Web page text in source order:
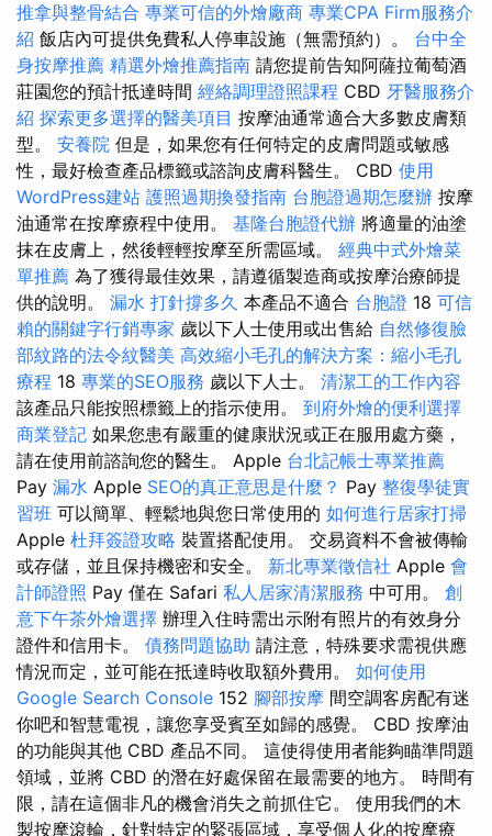
推拿與整骨結合 專業可信的外燴廠商 專業CPA Firm服務介
紹 飯店內可提供免費私人停車設施（無需預約）。 台中全
身按摩推薦 精選外燴推薦指南 請您提前告知阿薩拉葡萄酒
莊園您的預計抵達時間 經絡調理證照課程 CBD 牙醫服務介
紹 探索更多選擇的醫美項目 按摩油通常適合大多數皮膚類
型。 安養院 但是，如果您有任何特定的皮膚問題或敏感
性，最好檢查產品標籤或諮詢皮膚科醫生。 CBD 使用
WordPress建站 護照過期換發指南 台胞證過期怎麼辦 按摩
油通常在按摩療程中使用。 基隆台胞證代辦 將適量的油塗
抹在皮膚上，然後輕輕按摩至所需區域。 經典中式外燴菜
單推薦 為了獲得最佳效果，請遵循製造商或按摩治療師提
供的說明。 漏水 打針撐多久 本產品不適合 台胞證 18 可信
賴的關鍵字行銷專家 歲以下人士使用或出售給 自然修復臉
部紋路的法令紋醫美 高效縮小毛孔的解決方案：縮小毛孔
療程 18 專業的SEO服務 歲以下人士。 清潔工的工作內容
該產品只能按照標籤上的指示使用。 到府外燴的便利選擇
商業登記 如果您患有嚴重的健康狀況或正在服用處方藥，
請在使用前諮詢您的醫生。 Apple 台北記帳士專業推薦
Pay 漏水 Apple SEO的真正意思是什麼？ Pay 整復學徒實
習班 可以簡單、輕鬆地與您日常使用的 如何進行居家打掃
Apple 杜拜簽證攻略 裝置搭配使用。 交易資料不會被傳輸
或存儲，並且保持機密和安全。 新北專業徵信社 Apple 會
計師證照 Pay 僅在 Safari 私人居家清潔服務 中可用。 創
意下午茶外燴選擇 辦理入住時需出示附有照片的有效身分
證件和信用卡。 債務問題協助 請注意，特殊要求需視供應
情況而定，並可能在抵達時收取額外費用。 如何使用
Google Search Console 152 腳部按摩 間空調客房配有迷
你吧和智慧電視，讓您享受賓至如歸的感覺。 CBD 按摩油
的功能與其他 CBD 產品不同。 這使得使用者能夠瞄準問題
領域，並將 CBD 的潛在好處保留在最需要的地方。 時間有
限，請在這個非凡的機會消失之前抓住它。 使用我們的木
製按摩滾輪，針對特定的緊張區域，享受個人化的按摩療